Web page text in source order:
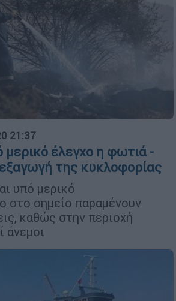
21:37
έλεγχο η φωτιά -
της κυκλοφορίας
υπό μερικό
στο σημείο παραμένουν
καθώς στην περιοχή
άνεμοι